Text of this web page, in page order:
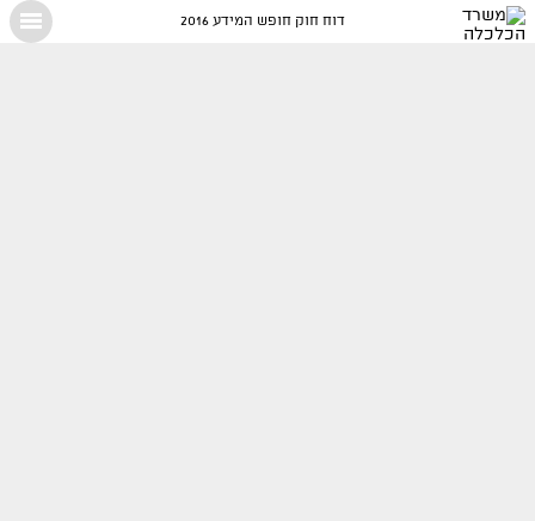
דוח חוק חופש המידע 2016
X